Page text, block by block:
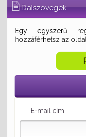
Dalszövegek
Egy egyszerű
hozzáférhetsz az
E-mail cím